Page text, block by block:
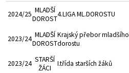
2024/25 MLADŠÍ
DOROST
4.LIGA ML.DOROSTU
2023/24 MLADŠÍ
DOROST
Krajský přebor mladšího
dorostu
2023/24 STARŠÍ
ŽÁCI
I.třída starších žáků